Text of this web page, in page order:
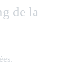
de la